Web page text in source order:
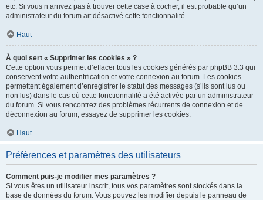
etc. Si vous n’arrivez pas à trouver cette case à cocher, il est probable qu’un
administrateur du forum ait désactivé cette fonctionnalité.
Haut
À quoi sert « Supprimer les cookies » ?
Cette option vous permet d’effacer tous les cookies générés par phpBB 3.3 qui
conservent votre authentification et votre connexion au forum. Les cookies
permettent également d’enregistrer le statut des messages (s’ils sont lus ou
non lus) dans le cas où cette fonctionnalité a été activée par un administrateur
du forum. Si vous rencontrez des problèmes récurrents de connexion et de
déconnexion au forum, essayez de supprimer les cookies.
Haut
Préférences et paramètres des utilisateurs
Comment puis-je modifier mes paramètres ?
Si vous êtes un utilisateur inscrit, tous vos paramètres sont stockés dans la
base de données du forum. Vous pouvez les modifier depuis le panneau de